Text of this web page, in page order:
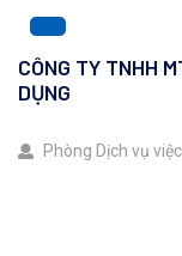
CÔNG TY TNHH
DỤNG
Phòng Dịch vụ